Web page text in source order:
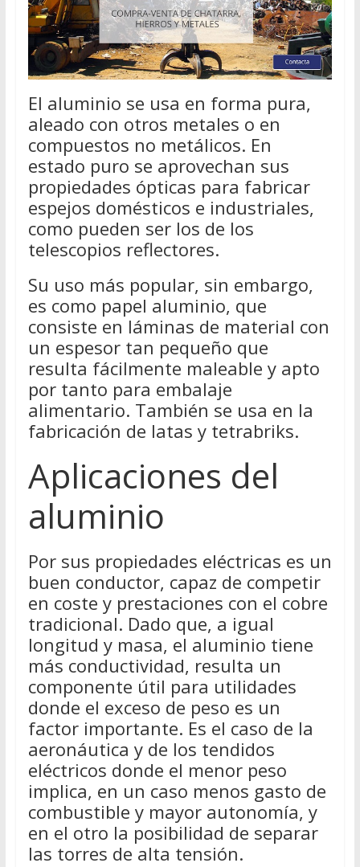
El aluminio se usa en forma pura,
aleado con otros metales o en
compuestos no metálicos. En
estado puro se aprovechan sus
propiedades ópticas para fabricar
espejos domésticos e industriales,
como pueden ser los de los
telescopios reflectores.
Su uso más popular, sin embargo,
es como papel aluminio, que
consiste en láminas de material con
un espesor tan pequeño que
resulta fácilmente maleable y apto
por tanto para embalaje
alimentario. También se usa en la
fabricación de latas y tetrabriks.
Aplicaciones del
aluminio
Por sus propiedades eléctricas es un
buen conductor, capaz de competir
en coste y prestaciones con el cobre
tradicional. Dado que, a igual
longitud y masa, el aluminio tiene
más conductividad, resulta un
componente útil para utilidades
donde el exceso de peso es un
factor importante. Es el caso de la
aeronáutica y de los tendidos
eléctricos donde el menor peso
implica, en un caso menos gasto de
combustible y mayor autonomía, y
en el otro la posibilidad de separar
las torres de alta tensión.